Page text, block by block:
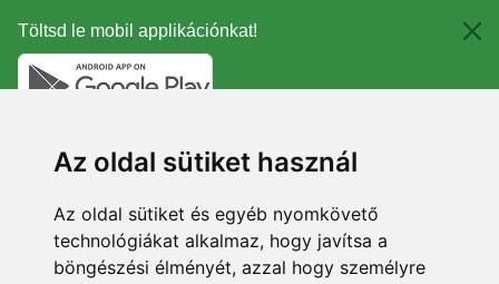
Töltsd le mobil applikációnkat!
Az oldal sütiket használ
Az oldal sütiket és egyéb nyomkövető
technológiákat alkalmaz, hogy javítsa a
böngészési élményét, azzal hogy személyre